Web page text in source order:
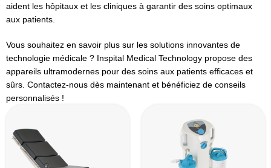
aident les hôpitaux et les cliniques à garantir des soins optimaux
aux patients.
Vous souhaitez en savoir plus sur les solutions innovantes de
technologie médicale ? Inspital Medical Technology propose des
appareils ultramodernes pour des soins aux patients efficaces et
sûrs. Contactez-nous dès maintenant et bénéficiez de conseils
personnalisés !